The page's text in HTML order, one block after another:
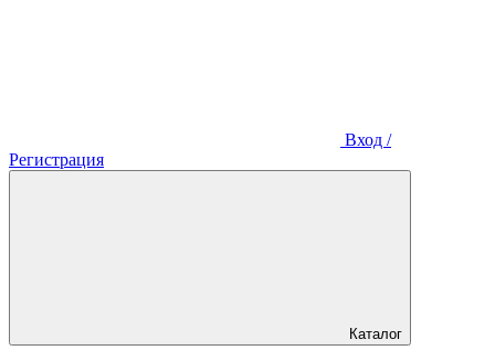
Вход /
Регистрация
Каталог